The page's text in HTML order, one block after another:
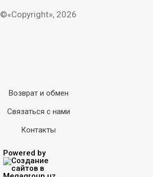
©«Copyright», 2026
Возврат и обмен
Связаться с нами
Контакты
Powered by